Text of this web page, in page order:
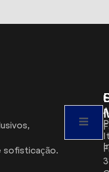
sofisticação.